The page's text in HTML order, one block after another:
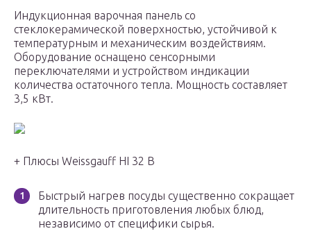
Индукционная варочная панель со
стеклокерамической поверхностью, устойчивой к
температурным и механическим воздействиям.
Оборудование оснащено сенсорными
переключателями и устройством индикации
количества остаточного тепла. Мощность составляет
3,5 кВт.
+ Плюсы Weissgauff HI 32 B
Быстрый нагрев посуды существенно сокращает
длительность приготовления любых блюд,
независимо от специфики сырья.